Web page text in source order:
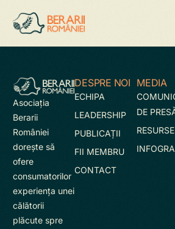
Asociaţia
Berarii
României
doreşte să
ofere
consumatorilor
experienţa unei
călătorii
plăcute spre
DESPRE NOI
ECHIPA
LEADERSHIP
PUBLICAȚII
FII MEMBRU
CONTACT
MEDIA
DE
RESURSE